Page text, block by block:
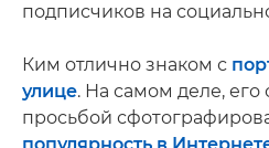
подписчиков на
Ким отлично знаком с
улице. На самом деле,
просьбой